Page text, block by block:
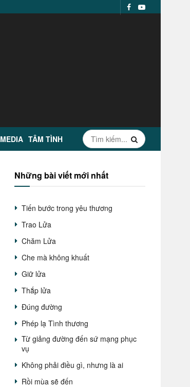
MEDIA TÂM TÌNH
Những bài viết mới nhất
Tiến bước trong yêu thương
Trao Lửa
Chăm Lửa
Che mà không khuất
Giữ lửa
Thắp lửa
Đúng đường
Phép lạ Tình thương
Từ giảng đường đến sứ mạng phục
vụ
Không phải điều gì, nhưng là ai
Rồi mùa sẽ đến